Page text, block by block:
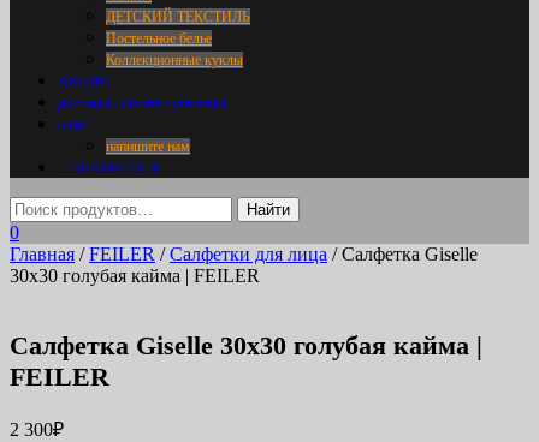
ДЕТСКИЙ ТЕКСТИЛЬ
Постельное белье
Коллекционные куклы
АКЦИИ
доставка / оплата / упаковка
о нас
напишите нам
+7 916 695 18 36
0
Главная /FEILER /Салфетки для лица / Салфетка Giselle
30х30 голубая кайма | FEILER
Салфетка Giselle 30х30 голубая кайма |
FEILER
2 300₽